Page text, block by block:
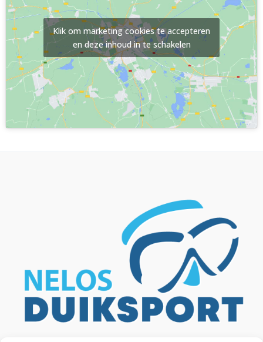
Klik om marketing cookies te accepteren
en deze inhoud in te schakelen